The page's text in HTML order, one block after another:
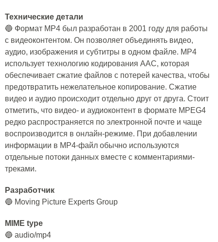
Технические детали
🔵 Формат MP4 был разработан в 2001 году для работы
с видеоконтентом. Он позволяет объединять видео,
аудио, изображения и субтитры в одном файле. MP4
использует технологию кодирования AAC, которая
обеспечивает сжатие файлов с потерей качества, чтобы
предотвратить нежелательное копирование. Сжатие
видео и аудио происходит отдельно друг от друга. Стоит
отметить, что видео- и аудиоконтент в формате MPEG4
редко распространяется по электронной почте и чаще
воспроизводится в онлайн-режиме. При добавлении
информации в MP4-файл обычно используются
отдельные потоки данных вместе с комментариями-
треками.
Разработчик
🔵 Moving Picture Experts Group
MIME type
🔵 audio/mp4